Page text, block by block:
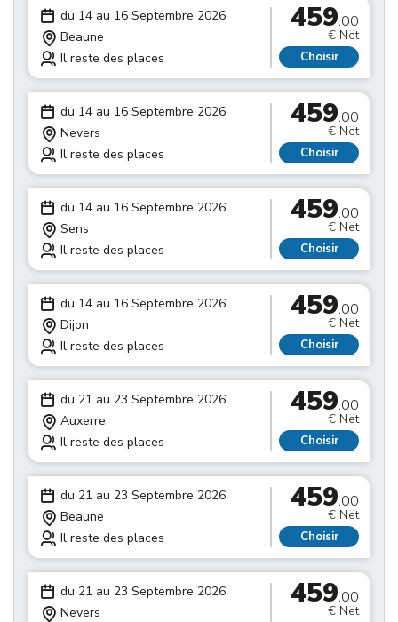
du 14 au 16 Septembre 2026
Beaune
Il reste des places
459.00
€ Net
Choisir
du 14 au 16 Septembre 2026
Nevers
Il reste des places
459.00
€ Net
Choisir
du 14 au 16 Septembre 2026
Sens
Il reste des places
459.00
€ Net
Choisir
du 14 au 16 Septembre 2026
Dijon
Il reste des places
459.00
€ Net
Choisir
du 21 au 23 Septembre 2026
Auxerre
Il reste des places
459.00
€ Net
Choisir
du 21 au 23 Septembre 2026
Beaune
Il reste des places
459.00
€ Net
Choisir
du 21 au 23 Septembre 2026
Nevers
459.00
€ Net